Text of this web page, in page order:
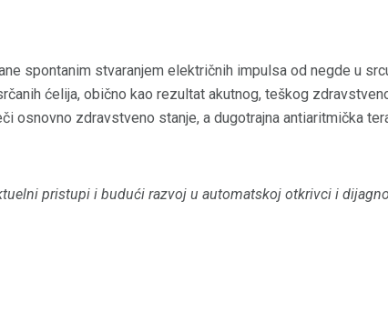
spontanim stvaranjem električnih impulsa od negde u
ćelija, obično kao rezultat akutnog, teškog
osnovno zdravstveno stanje, a dugotrajna antiaritmička
pristupi i budući razvoj u automatskoj otkrivci i